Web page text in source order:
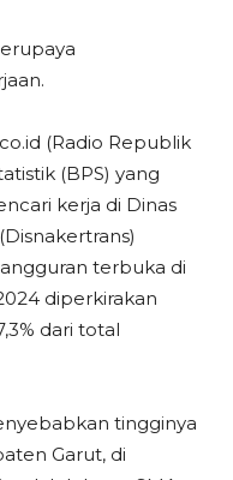
(Radio Republik
(BPS) yang
kerja di Dinas
terbuka di
diperkirakan
dari total
tingginya
Garut, di